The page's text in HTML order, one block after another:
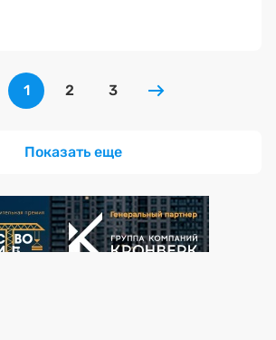
1 2 3
Показать еще